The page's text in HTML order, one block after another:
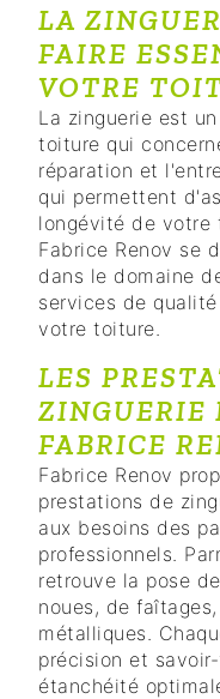
LA
FAIRE
VOTRE
La zinguerie est
toiture qui
réparation et
qui permettent
longévité de votre
Fabrice Renov se
dans le domaine
services de
votre toiture.
LES
ZINGUERIE
FABRICE
Fabrice Renov
prestations de
aux besoins des
professionnels.
retrouve la pose
noues, de
métalliques.
précision et
étanchéité